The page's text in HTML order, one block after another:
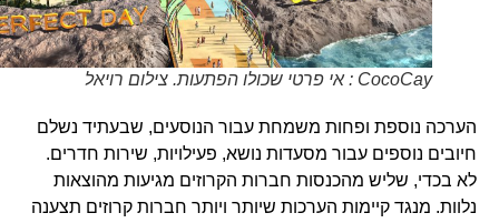
CocoCay : אי פרטי שכולו הפתעות. צילום רויאל
הערכה נוספת ופחות משמחת עבור הנוסעים, שבעתיד נשלם
חיובים נוספים עבור מסעדות נושא, פעילויות, שירות חדרים.
לא בכדי, שליש מהכנסות חברות הקרוזים מגיעות מהוצאות
נלוות. מנגד קיימות הערכות שיותר ויותר חברות קרוזים תצענה